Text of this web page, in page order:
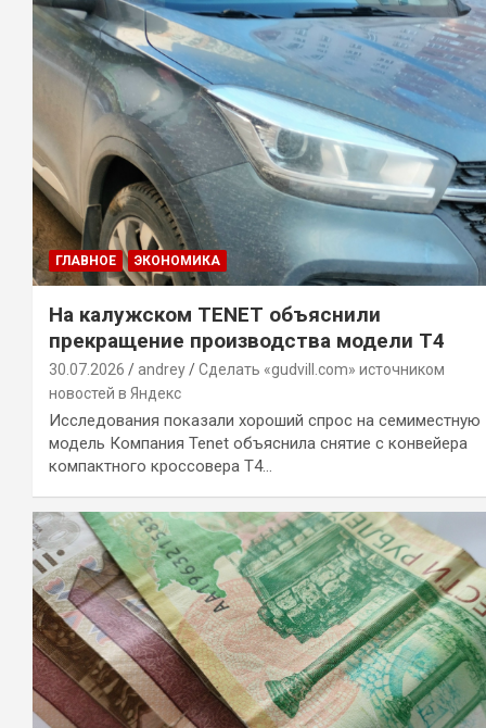
ГЛАВНОЕ ЭКОНОМИКА
На калужском TENET объяснили
прекращение производства модели T4
30.07.2026 andrey
Сделать «gudvill.com» источником
новостей в Яндекс
Исследования показали хороший спрос на семиместную
модель Компания Tenet объяснила снятие с конвейера
компактного кроссовера T4…